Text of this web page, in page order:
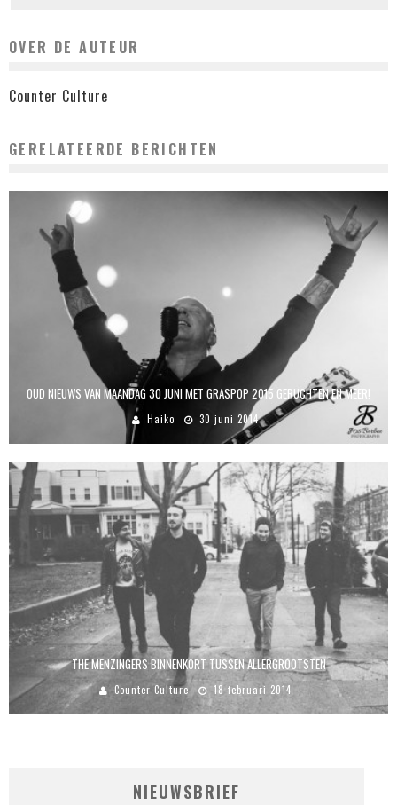
OVER DE AUTEUR
Counter Culture
GERELATEERDE BERICHTEN
OUD NIEUWS VAN MAANDAG 30 JUNI MET GRASPOP 2015 GERUCHTEN EN MEER!
Haiko 30 juni 2014
THE MENZINGERS BINNENKORT TUSSEN ALLERGROOTSTEN
Counter Culture 18 februari 2014
NIEUWSBRIEF